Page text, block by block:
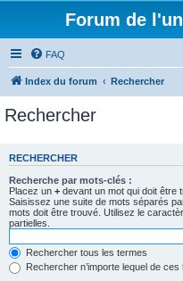
Forum de
FAQ
Index du forum Rechercher
Rechercher
RECHERCHER
Recherche par mots-clés :
Placez un + devant un mot qui doit être
Saisissez une suite de mots séparés
mots doit être trouvé. Utilisez le
partielles.
Rechercher tous les termes
Rechercher n’importe lequel de ces